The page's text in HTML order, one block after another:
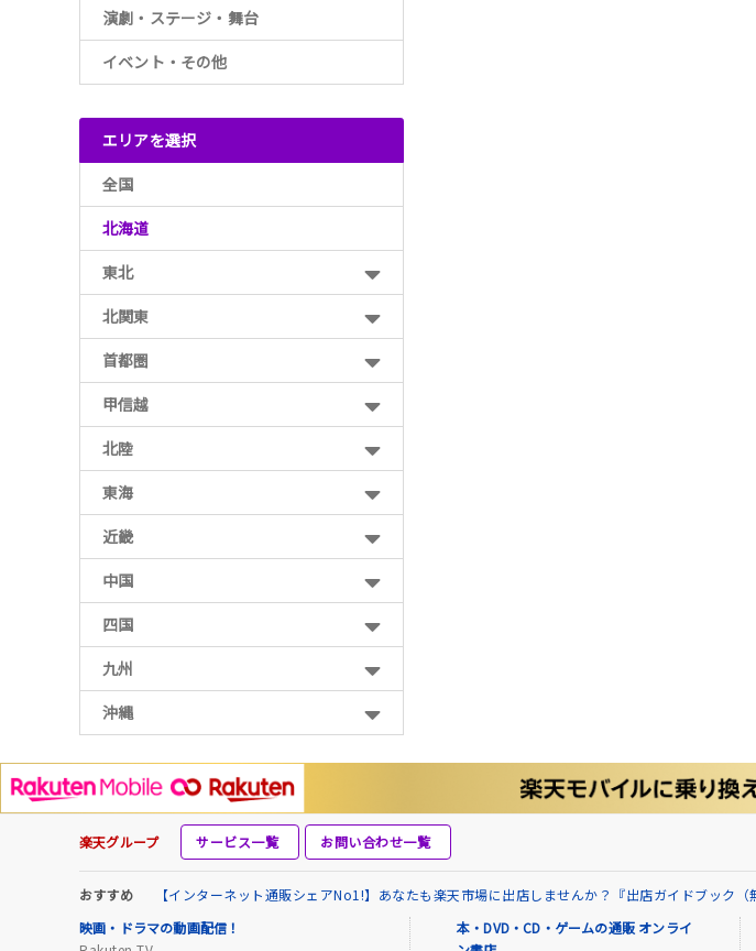
演劇・ステージ・舞台
イベント・その他
エリアを選択
全国
北海道
東北
北関東
首都圏
甲信越
北陸
東海
近畿
中国
四国
九州
沖縄
楽天グループ サービス一覧 お問い合わせ一覧
おすすめ
【インターネット通販シェアNo1!】あなたも楽天市場に出店しませんか？『出店ガイドブック
映画・ドラマの動画配信！
本・DVD・CD・ゲームの通販 オンライ